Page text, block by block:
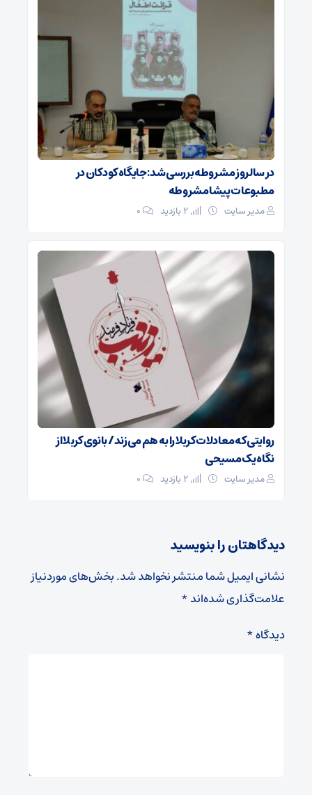
در سالروز مشروطه بررسی شد: جایگاه کودکان در
مطبوعات پیشامشروطه
مدیر سایت ۰
روایتی که معادلات کربلا را به هم می‌زند/ بانوی کربلا از
نگاه یک مسیحی
مدیر سایت ۰
دیدگاهتان را بنویسید
نشانی ایمیل شما منتشر نخواهد شد.بخش‌های موردنیاز
علامت‌گذاری شده‌اند*
دیدگاه*